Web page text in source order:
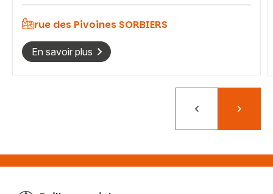
rue des Pivoines SORBIERS
En savoir plus
PrécédentSuivant